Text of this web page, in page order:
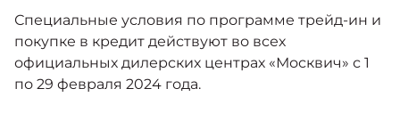
Специальные условия по программе трейд-ин и
покупке в кредит действуют во всех
официальных дилерских центрах «Москвич» с 1
по 29 февраля 2024 года.